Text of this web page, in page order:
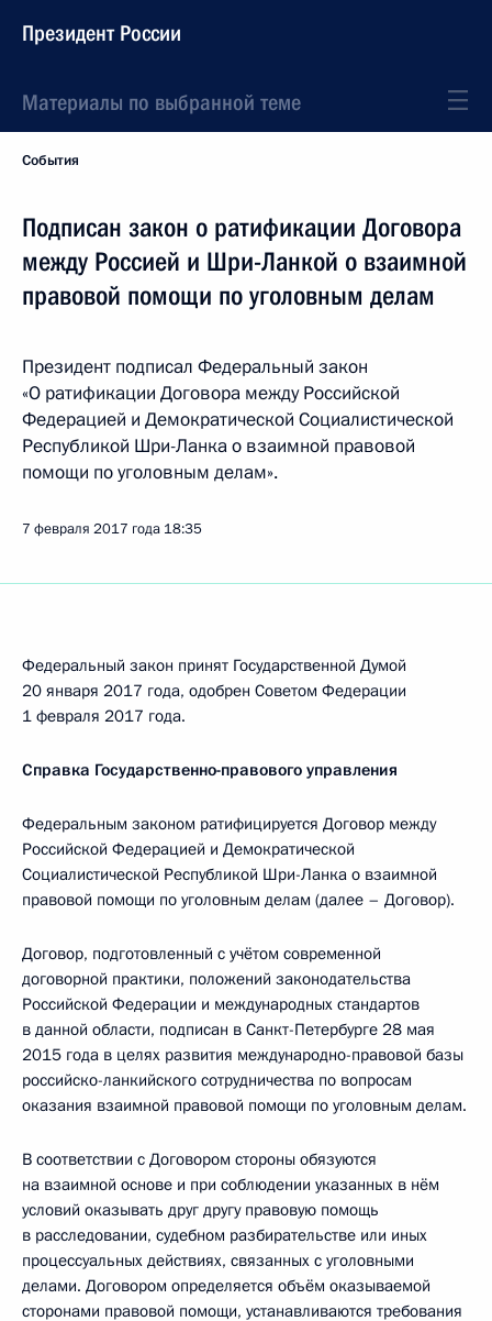
Президент России
Материалы по выбранной теме
События
Подписан закон о ратификации Договора
между Россией и Шри-Ланкой о взаимной
правовой помощи по уголовным делам
Президент подписал Федеральный закон
«О ратификации Договора между Российской
Федерацией и Демократической Социалистической
Республикой Шри-Ланка о взаимной правовой
помощи по уголовным делам».
7 февраля 2017 года 18:35
Федеральный закон принят Государственной Думой
20 января 2017 года, одобрен Советом Федерации
1 февраля 2017 года.
Справка Государственно-правового управления
Федеральным законом ратифицируется Договор между
Российской Федерацией и Демократической
Социалистической Республикой Шри-Ланка о взаимной
правовой помощи по уголовным делам (далее – Договор).
Договор, подготовленный с учётом современной
договорной практики, положений законодательства
Российской Федерации и международных стандартов
в данной области, подписан в Санкт-Петербурге 28 мая
2015 года в целях развития международно-правовой базы
российско-ланкийского сотрудничества по вопросам
оказания взаимной правовой помощи по уголовным делам.
В соответствии с Договором стороны обязуются
на взаимной основе и при соблюдении указанных в нём
условий оказывать друг другу правовую помощь
в расследовании, судебном разбирательстве или иных
процессуальных действиях, связанных с уголовными
делами. Договором определяется объём оказываемой
сторонами правовой помощи, устанавливаются требования